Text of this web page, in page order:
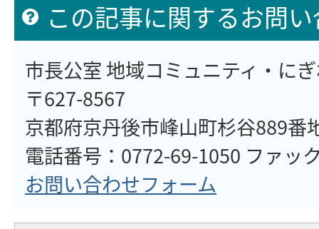
この記事に関するお問
市長公室 地域コミュニティ・に
〒627-8567
京都府京丹後市峰山町杉谷889番
電話番号：0772-69-1050 ファッ
お問い合わせフォーム